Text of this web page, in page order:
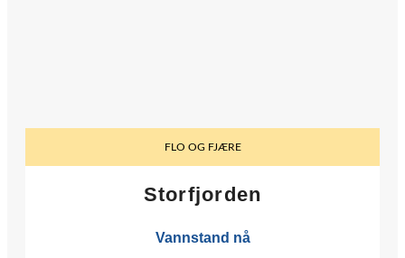
FLO OG FJÆRE